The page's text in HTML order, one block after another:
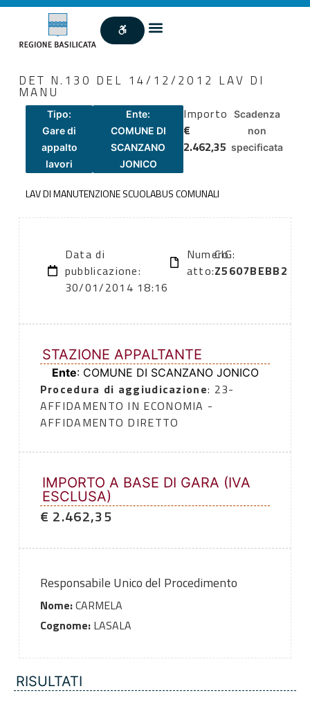
DET N.130 DEL 14/12/2012 LAV DI
MANU
Tipo:
Gare di
appalto
lavori
Ente:
COMUNE DI
SCANZANO
JONICO
Importo
€
2.462,35
Scadenza
non
specificata
LAV DI MANUTENZIONE SCUOLABUS COMUNALI
Data di
pubblicazione:
30/01/2014 18:16
Numero
atto:
CIG:
Z5607BEBB2
STAZIONE APPALTANTE
Ente: COMUNE DI SCANZANO JONICO
Procedura di aggiudicazione: 23-
AFFIDAMENTO IN ECONOMIA -
AFFIDAMENTO DIRETTO
IMPORTO A BASE DI GARA (IVA
ESCLUSA)
€ 2.462,35
Responsabile Unico del Procedimento
Nome:CARMELA
Cognome:LASALA
RISULTATI